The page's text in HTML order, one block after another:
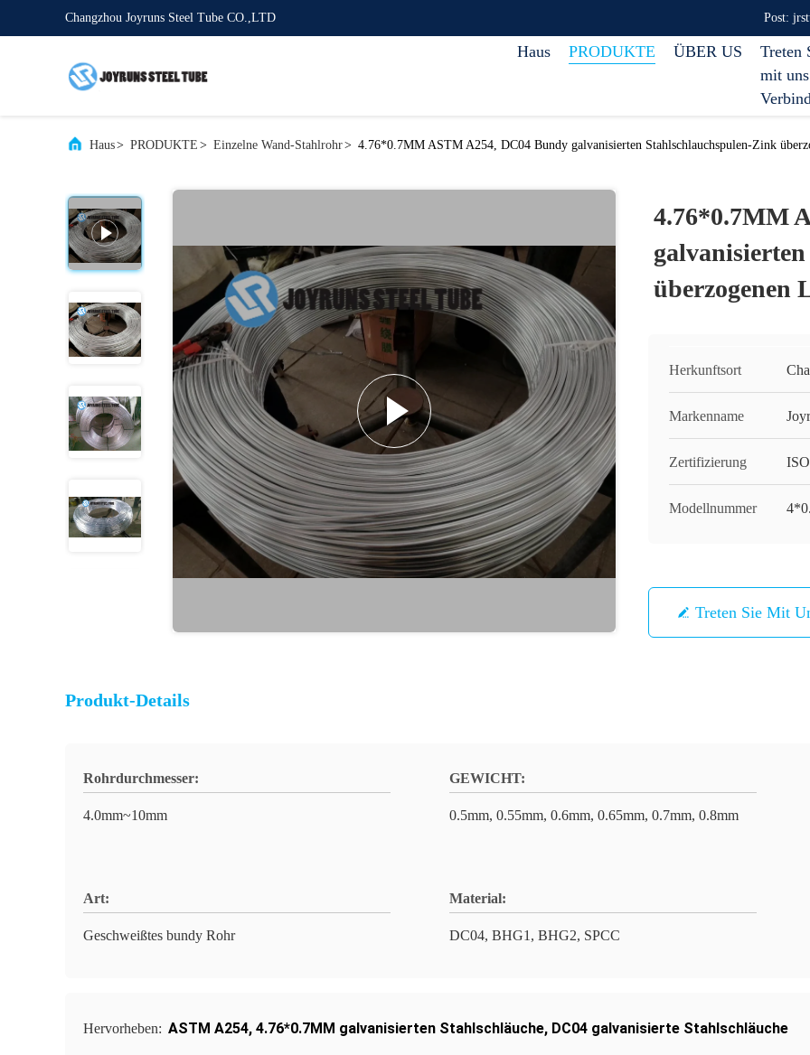
Changzhou Joyruns Steel Tube CO.,LTD Post:
Haus PRODUKTE ÜBER US
Treten
mit
Haus> PRODUKTE > Einzelne Wand-Stahlrohr> 4.76*0.7MM ASTM A254, DC04 Bundy galvanisierten Stahlschlauchspulen-Zink
4.76*0.7MM
überzogenen
Herkunftsort
Markenname
Zertifizierung
Modellnummer
Treten Sie Mit
Produkt-Details
Rohrdurchmesser:
4.0mm~10mm
GEWICHT:
0.5mm, 0.55mm, 0.6mm, 0.65mm, 0.7mm, 0.8mm
Art:
Geschweißtes bundy Rohr
Material:
DC04, BHG1, BHG2, SPCC
Hervorheben: ASTM A254, 4.76*0.7MM galvanisierten Stahlschläuche, DC04 galvanisierte Stahlschläuche